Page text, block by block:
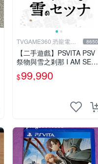
TVGAME360 恐龍電玩- 8650
【二手遊戲】PSVITA PSV
祭物與雪之剎那 I AM SETS
UN 日文版【台中恐龍電
玩】
$99,990